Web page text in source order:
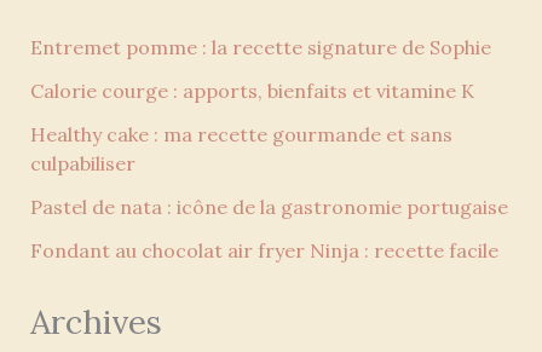
Entremet pomme : la recette signature de Sophie
Calorie courge : apports, bienfaits et vitamine K
Healthy cake : ma recette gourmande et sans
culpabiliser
Pastel de nata : icône de la gastronomie portugaise
Fondant au chocolat air fryer Ninja : recette facile
Archives